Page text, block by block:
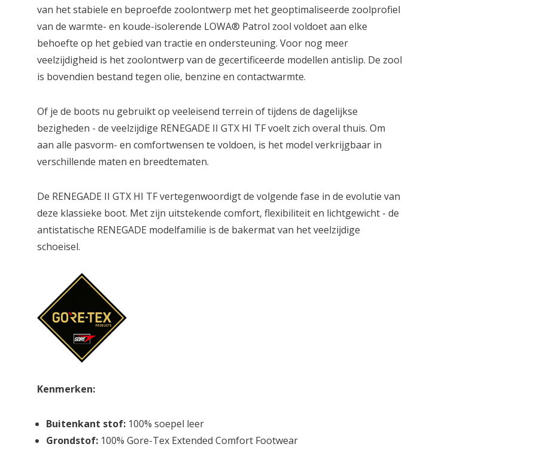
van het stabiele en beproefde zoolontwerp met het geoptimaliseerde zoolprofiel
van de warmte- en koude-isolerende LOWA® Patrol zool voldoet aan elke
behoefte op het gebied van tractie en ondersteuning. Voor nog meer
veelzijdigheid is het zoolontwerp van de gecertificeerde modellen antislip. De zool
is bovendien bestand tegen olie, benzine en contactwarmte.
Of je de boots nu gebruikt op veeleisend terrein of tijdens de dagelijkse
bezigheden - de veelzijdige RENEGADE II GTX HI TF voelt zich overal thuis. Om
aan alle pasvorm- en comfortwensen te voldoen, is het model verkrijgbaar in
verschillende maten en breedtematen.
De RENEGADE II GTX HI TF vertegenwoordigt de volgende fase in de evolutie van
deze klassieke boot. Met zijn uitstekende comfort, flexibiliteit en lichtgewicht - de
antistatische RENEGADE modelfamilie is de bakermat van het veelzijdige
schoeisel.
Kenmerken:
Buitenkant stof: 100% soepel leer
Grondstof: 100% Gore-Tex Extended Comfort Footwear